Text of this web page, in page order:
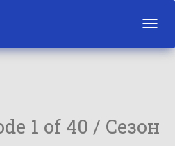
1 of 40 / Сезон